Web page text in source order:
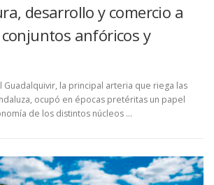
desarrollo y comercio a
anfóricos y
Guadalquivir, la principal arteria que riega las
ocupó en épocas pretéritas un papel
de los distintos núcleos …